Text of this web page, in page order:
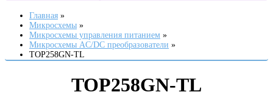
Главная
Микросхемы
Микросхемы управления питанием
Микросхемы AC/DC преобразователи
TOP258GN-TL
TOP258GN-TL